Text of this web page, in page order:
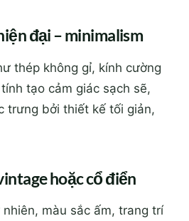
đại – minimalism
thép không gỉ, kính cường
tạo cảm giác sạch sẽ,
trưng bởi thiết kế tối giản,
hoặc cổ điển
màu sắc ấm, trang trí